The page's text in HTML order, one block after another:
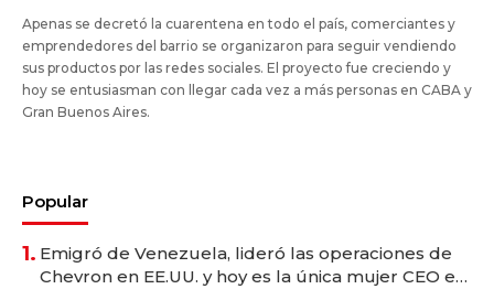
Apenas se decretó la cuarentena en todo el país, comerciantes y
emprendedores del barrio se organizaron para seguir vendiendo
sus productos por las redes sociales. El proyecto fue creciendo y
hoy se entusiasman con llegar cada vez a más personas en CABA y
Gran Buenos Aires.
Popular
1. Emigró de Venezuela, lideró las operaciones de
Chevron en EE.UU. y hoy es la única mujer CEO en